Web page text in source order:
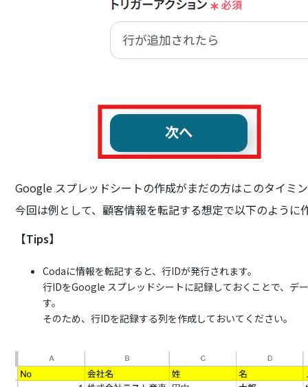
Google スプレッドシートの作成がまだの方はこのタイミ
今回は例として、顧客情報を転記する想定で以下のように
【Tips】
Codaに情報を転記すると、行IDが発行されます。
行IDをGoogle スプレッドシートに記録しておくことで、デ
す。
そのため、行IDを記録する列を作成しておいてください。